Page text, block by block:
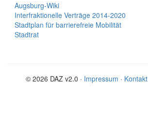
Augsburg-Wiki
Interfraktionelle Verträge 2014-2020
Stadtplan für barrierefreie Mobilität
Stadtrat
© 2026 DAZ v2.0 · Impressum · Kontakt